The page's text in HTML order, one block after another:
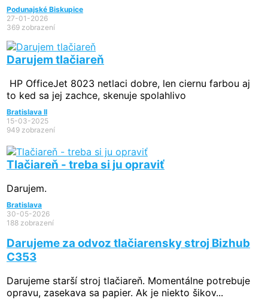
Podunajské Biskupice
27-01-2026
369 zobrazení
Darujem tlačiareň
HP OfficeJet 8023 netlaci dobre, len ciernu farbou aj
to ked sa jej zachce, skenuje spolahlivo
Bratislava II
15-03-2025
949 zobrazení
Tlačiareň - treba si ju opraviť
Darujem.
Bratislava
30-05-2026
188 zobrazení
Darujeme za odvoz tlačiarensky stroj Bizhub
C353
Darujeme starší stroj tlačiareň. Momentálne potrebuje
opravu, zasekava sa papier. Ak je niekto šikov...